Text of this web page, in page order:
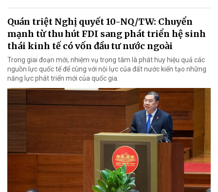
Quán triệt Nghị quyết 10-NQ/TW: Chuyển
mạnh từ thu hút FDI sang phát triển hệ sinh
thái kinh tế có vốn đầu tư nước ngoài
Trong giai đoạn mới, nhiệm vụ trọng tâm là phát huy hiệu quả các
nguồn lực quốc tế để cùng với nội lực của đất nước kiến tạo những
năng lực phát triển mới của quốc gia.